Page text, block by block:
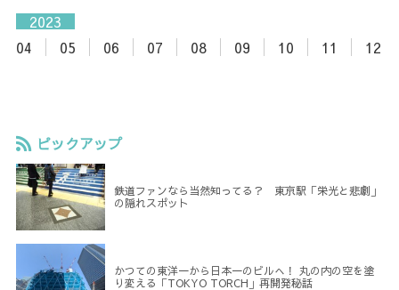
2023
04
05 06 07 08 09 10 11 12
ピックアップ
鉄道ファンなら当然知ってる？ 東京駅「栄光と悲劇」
の隠れスポット
かつての東洋一から日本一のビルへ！ 丸の内の空を塗
り変える「TOKYO TORCH」再開発秘話